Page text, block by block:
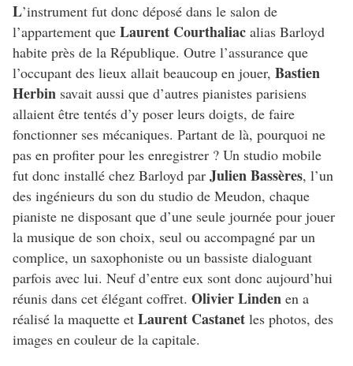
L’instrument fut donc déposé dans le salon de
l’appartement que Laurent Courthaliac alias Barloyd
habite près de la République. Outre l’assurance que
l’occupant des lieux allait beaucoup en jouer, Bastien
Herbin savait aussi que d’autres pianistes parisiens
allaient être tentés d’y poser leurs doigts, de faire
fonctionner ses mécaniques. Partant de là, pourquoi ne
pas en profiter pour les enregistrer ? Un studio mobile
fut donc installé chez Barloyd par Julien Bassères, l’un
des ingénieurs du son du studio de Meudon, chaque
pianiste ne disposant que d’une seule journée pour jouer
la musique de son choix, seul ou accompagné par un
complice, un saxophoniste ou un bassiste dialoguant
parfois avec lui. Neuf d’entre eux sont donc aujourd’hui
réunis dans cet élégant coffret. Olivier Linden en a
réalisé la maquette et Laurent Castanet les photos, des
images en couleur de la capitale.